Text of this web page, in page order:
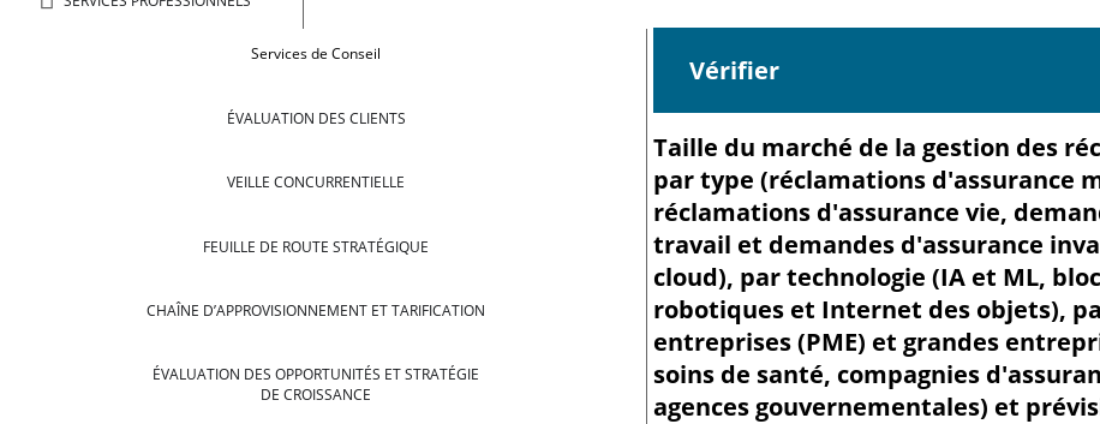
Services de Conseil
ÉVALUATION DES CLIENTS
VEILLE CONCURRENTIELLE
FEUILLE DE ROUTE STRATÉGIQUE
CHAÎNE D’APPROVISIONNEMENT ET TARIFICATION
ÉVALUATION DES OPPORTUNITÉS ET STRATÉGIE
DE CROISSANCE
Vérifier
Taille du marché de la gestion des
par type (réclamations d'assurance
réclamations d'assurance vie,
travail et demandes d'assurance
cloud), par technologie (IA et ML,
robotiques et Internet des objets),
entreprises (PME) et grandes
soins de santé, compagnies
agences gouvernementales) et